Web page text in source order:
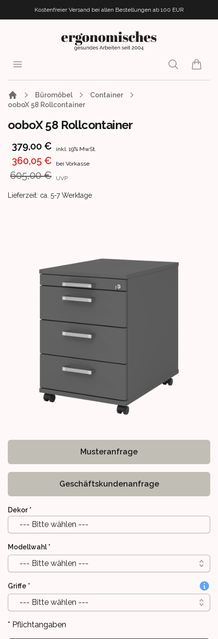
Kostenfreier Versand bei allen Bestellungen ab 100 EUR
ergonomisches.de
Open menu Search
items
Büromöbel
Container
ooboX 58 Rollcontainer
ooboX 58 Rollcontainer
Product information
379,00 € inkl. 19% MwSt.
360,05 € bei Vorkasse
605,00 € UVP
Product delivery information
Lieferzeit: ca. 5-7 Werktage
Musteranfrage
Geschäftskundenanfrage
Dekor*
--- Bitte wählen ---
Modellwahl *
--- Bitte wählen ---
Griffe *
--- Bitte wählen ---
* Pflichtangaben